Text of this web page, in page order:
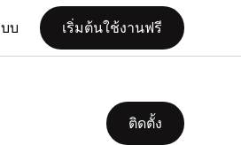
บ เริ่มต้นใช้งานฟรี
ติดตั้ง